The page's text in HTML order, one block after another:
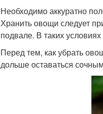
Необходимо аккуратно
Хранить овощи следует
подвале. В таких
Перед тем, как убрать
дольше оставаться